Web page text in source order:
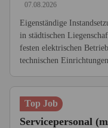
07.08.2026
Eigenständige
in städtischen
festen elektrischen
technischen
Top Job
Servicepersonal